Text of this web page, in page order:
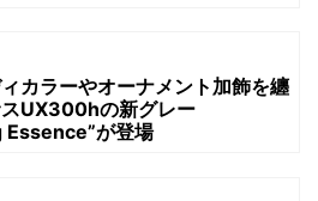
カラーやオーナメント加飾を纏
スUX300hの新グレー
Essence”が登場